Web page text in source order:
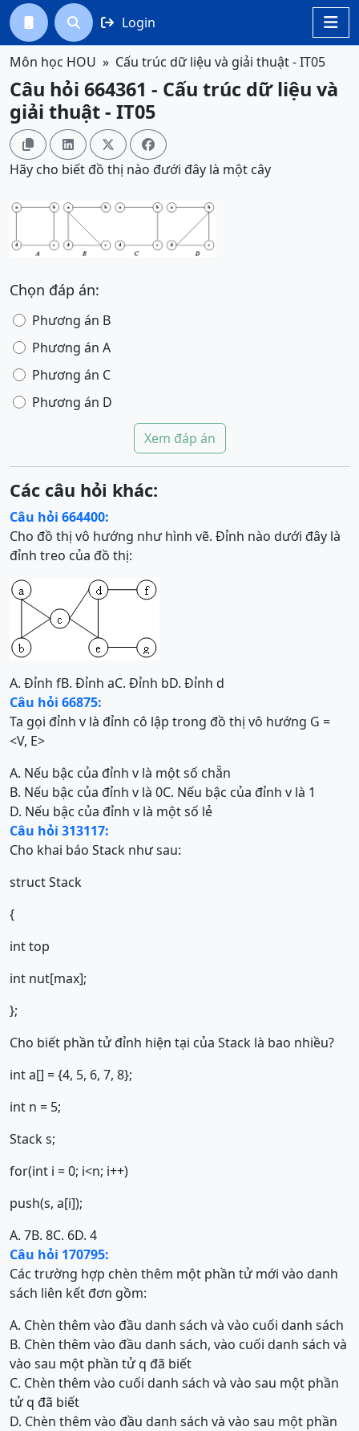

  Login
Môn học HOU Cấu trúc dữ liệu và giải thuật - IT05
Câu hỏi 664361 - Cấu trúc dữ liệu và
giải thuật - IT05
   
Hãy cho biết đồ thị nào đưới đây là một cây
Chọn đáp án:
Phương án B
Phương án A
Phương án C
Phương án D
Xem đáp án
Các câu hỏi khác:
Câu hỏi 664400:
Cho đồ thị vô hướng như hình vẽ. Đỉnh nào dưới đây là
đỉnh treo của đồ thị:
A. Đỉnh fB. Đỉnh aC. Đỉnh bD. Đỉnh d
Câu hỏi 66875:
Ta gọi đỉnh v là đỉnh cô lập trong đồ thị vô hướng G =
<V, E>
A. Nếu bậc của đỉnh v là một số chẵn
B. Nếu bậc của đỉnh v là 0C. Nếu bậc của đỉnh v là 1
D. Nếu bậc của đỉnh v là một số lẻ
Câu hỏi 313117:
Cho khai báo Stack như sau:
struct Stack
{
int top
int nut[max];
};
Cho biết phần tử đỉnh hiện tại của Stack là bao nhiều?
int a[] = {4, 5, 6, 7, 8};
int n = 5;
Stack s;
for(int i = 0; i<n; i++)
push(s, a[i]);
A. 7B. 8C. 6D. 4
Câu hỏi 170795:
Các trường hợp chèn thêm một phần tử mới vào danh
sách liên kết đơn gồm:
A. Chèn thêm vào đầu danh sách và vào cuối danh sách
B. Chèn thêm vào đầu danh sách, vào cuối danh sách và
vào sau một phần tử q đã biết
C. Chèn thêm vào cuối danh sách và vào sau một phần
tử q đã biết
D. Chèn thêm vào đầu danh sách và vào sau một phần